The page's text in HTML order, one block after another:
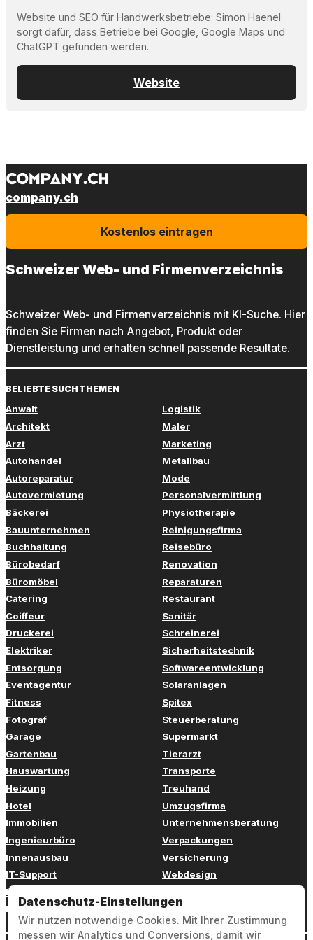
Website und SEO für Handwerksbetriebe: Simon Haenel
sorgt dafür, dass Betriebe bei Google, Google Maps und
ChatGPT gefunden werden.
Website
company.ch
Kostenlos eintragen
Schweizer Web- und Firmenverzeichnis
Schweizer Web- und Firmenverzeichnis mit KI-Suche. Hier
finden Sie Firmen nach Angebot, Produkt oder
Dienstleistung und erhalten schnell passende Resultate.
BELIEBTE SUCHTHEMEN
Anwalt
Architekt
Arzt
Autohandel
Autoreparatur
Autovermietung
Bäckerei
Bauunternehmen
Buchhaltung
Bürobedarf
Büromöbel
Catering
Coiffeur
Druckerei
Elektriker
Entsorgung
Eventagentur
Fitness
Fotograf
Garage
Gartenbau
Hauswartung
Heizung
Hotel
Immobilien
Ingenieurbüro
Innenausbau
IT-Support
Kinderbetreuung
Kosmetik
Logistik
Maler
Marketing
Metallbau
Mode
Personalvermittlung
Physiotherapie
Reinigungsfirma
Reisebüro
Renovation
Reparaturen
Restaurant
Sanitär
Schreinerei
Sicherheitstechnik
Softwareentwicklung
Solaranlagen
Spitex
Steuerberatung
Supermarkt
Tierarzt
Transporte
Treuhand
Umzugsfirma
Unternehmensberatung
Verpackungen
Versicherung
Webdesign
Zahnarzt
Datenschutz-Einstellungen
Wir nutzen notwendige Cookies. Mit Ihrer Zustimmung
messen wir Analytics und Conversions, damit wir